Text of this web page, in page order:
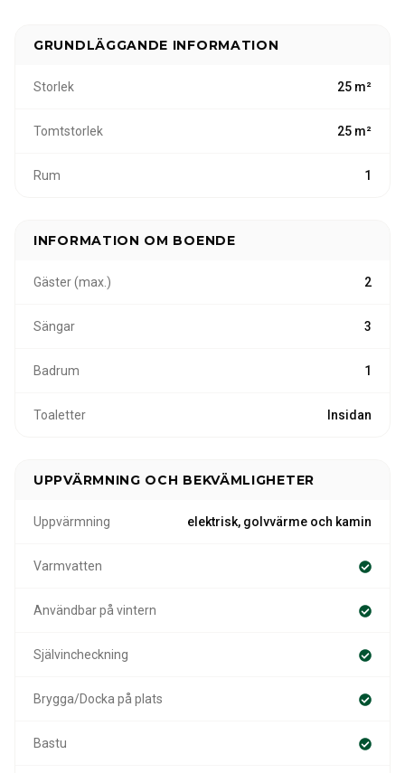
GRUNDLÄGGANDE INFORMATION
Storlek 25 m²
Tomtstorlek 25 m²
Rum 1
INFORMATION OM BOENDE
Gäster (max.) 2
Sängar 3
Badrum 1
Toaletter Insidan
UPPVÄRMNING OCH BEKVÄMLIGHETER
Uppvärmning elektrisk, golvvärme och kamin
Varmvatten
Användbar på vintern
Självincheckning
Brygga/Docka på plats
Bastu